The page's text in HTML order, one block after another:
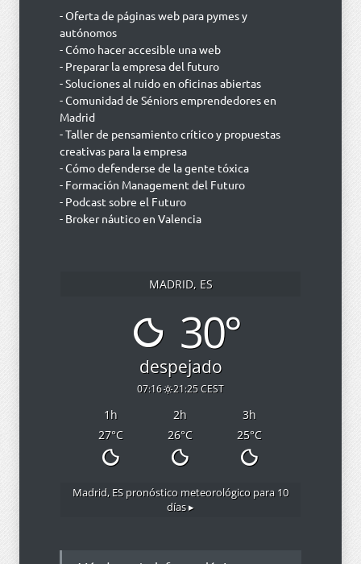
- Oferta de páginas web para pymes y
autónomos
- Cómo hacer accesible una web
- Preparar la empresa del futuro
- Soluciones al ruido en oficinas abiertas
- Comunidad de Séniors emprendedores en
Madrid
- Taller de pensamiento crítico y propuestas
creativas para la empresa
- Cómo defenderse de la gente tóxica
- Formación Management del Futuro
- Podcast sobre el Futuro
- Broker náutico en Valencia
MADRID, ES
30°
despejado
07:16 21:25 CEST
1h 2h 3h
27°C 26°C 25°C
Madrid, ESpronóstico meteorológico para 10
días ▸